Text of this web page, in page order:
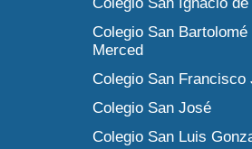
Colegio San Ignacio
Colegio San Bartolomé
Merced
Colegio San Francisco
Colegio San José
Colegio San Luis